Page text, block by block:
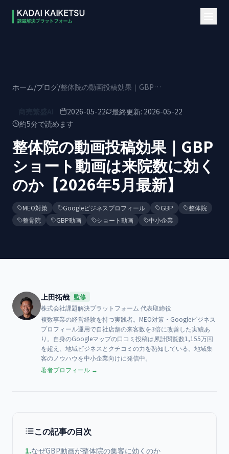
ホーム/ブログ/ 整体院の動画投稿効果｜GBPショート動画は来院数に効くのか【2026年5月最新】
2026-05-22 最終更新: 2026-05-22
約5分で読めます
整体院の動画投稿効果｜GBP
ショート動画は来院数に効く
のか【2026年5月最新】
MEO対策 Googleビジネスプロフィール GBP
整体院
整骨院
GBP動画 ショート動画 中小企業
上田拓哉 監修
株式会社課題解決プラットフォーム 代表取締役
複数事業の経営経験を持つ実践者。MEO対策・Googleビジネス
プロフィール運用で自社店舗の来客数を3倍に改善した実績あ
り。自身のGoogleマップの口コミ投稿は累計閲覧数1,155万回
を超え、地域ビジネスとクチコミの力を熟知している。地域集
客のノウハウを中小企業向けに発信中。
著者プロフィール →
この記事の目次
1.なぜGBP動画が整体院の集客に効くのか